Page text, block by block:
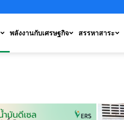
พลังงานกับเศรษฐกิจ สรรหาสาระ